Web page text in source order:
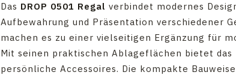
Das DROP 0501 Regal verbindet modernes
Aufbewahrung und Präsentation verschiedener
machen es zu einer vielseitigen Ergänzung für
Mit seinen praktischen Ablageflächen bietet
persönliche Accessoires. Die kompakte